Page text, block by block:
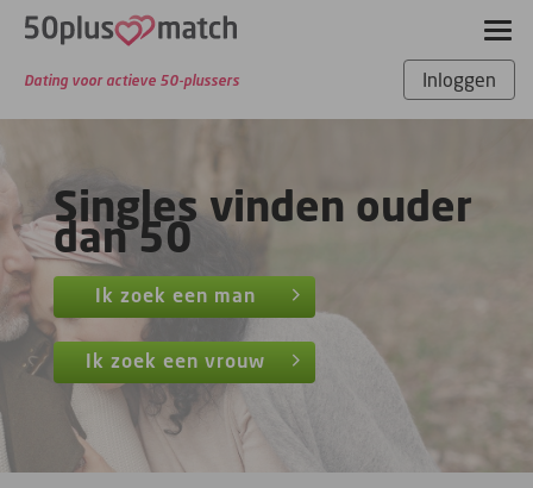
Dating voor actieve 50-plussers Inloggen
Singles vinden ouder
dan 50
Ik zoek een man
Ik zoek een vrouw